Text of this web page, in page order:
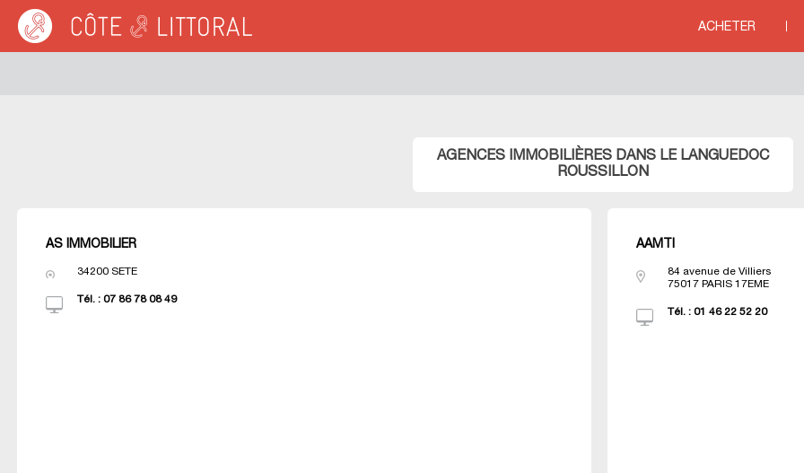
Warning: Undefined variable $idUser in/var/www/cotelittoral.fr/annuaire.php
ACHETER
Côte & Littoral
AGENCES IMMOBILIÈRES DANS LE LANGUEDOC
ROUSSILLON
AS IMMOBILIER
34200 SETE
Tél. : 07 86 78 08 49
AAMTI
84 avenue de Villiers
75017 PARIS 17EME
Tél. :01 46 22 52 20